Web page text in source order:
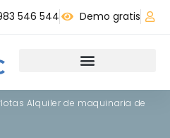
546 544 Demo gratis
Alquiler de maquinaria de